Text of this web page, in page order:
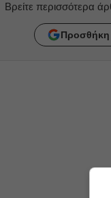
Βρείτε περισσότερα
Προσθήκη